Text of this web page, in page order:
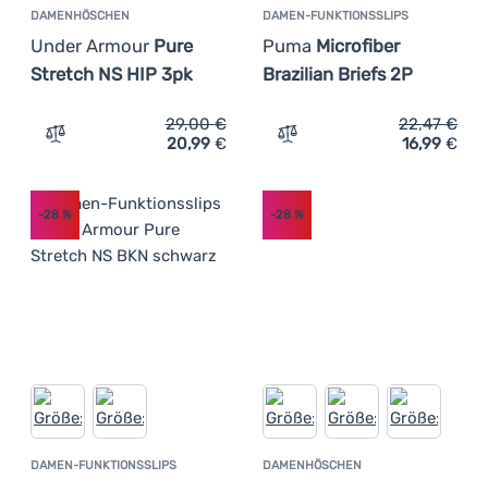
DAMENHÖSCHEN
Under Armour Pure
Stretch NS HIP 3pk
Zum Vergleich 'Damenhöschen Under Armour Pure
29,00€
20,99 €
DAMEN-FUNKTIONSSLIPS
Puma Microfiber
Brazilian Briefs 2P
Zum Vergleich 'Damen-
22,47€
16,99 €
DAMEN-FUNKTIONSSLIPSKundenbewertung
-28 %
DAMENHÖSCHEN
-28%